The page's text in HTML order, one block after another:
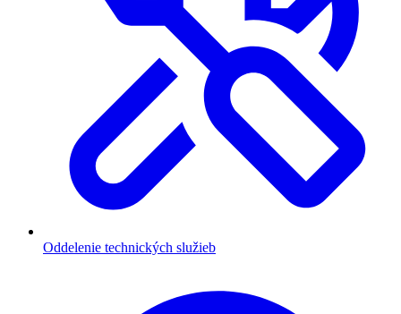
Oddelenie technických služieb